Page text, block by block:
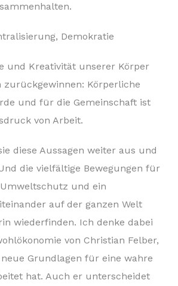
Demokratie
und Kreativität unserer Körper
zurückgewinnen: Körperliche
und für die Gemeinschaft ist
von Arbeit.
diese Aussagen weiter aus und
die vielfältige Bewegungen für
und ein
auf der ganzen Welt
wiederfinden. Ich denke dabei
von Christian Felber,
Grundlagen für eine wahre
hat. Auch er unterscheidet